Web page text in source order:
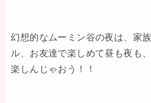
幻想的なムーミン谷の夜は、家
ル、お友達で楽しめて昼も夜も
楽しんじゃおう！！